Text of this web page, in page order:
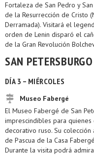
Fortaleza de San Pedro y
de la Resurrección de Cristo
Derramada). Visitará el
orden de Lenin disparó el
de la Gran Revolución
SAN PETERSBURGO
DÍA 3 – MIÉRCOLES
Museo Fabergé
El Museo Fabergé de San
imprescindibles para
decorativo ruso. Su
de Pascua de la Casa
Durante la visita podrá